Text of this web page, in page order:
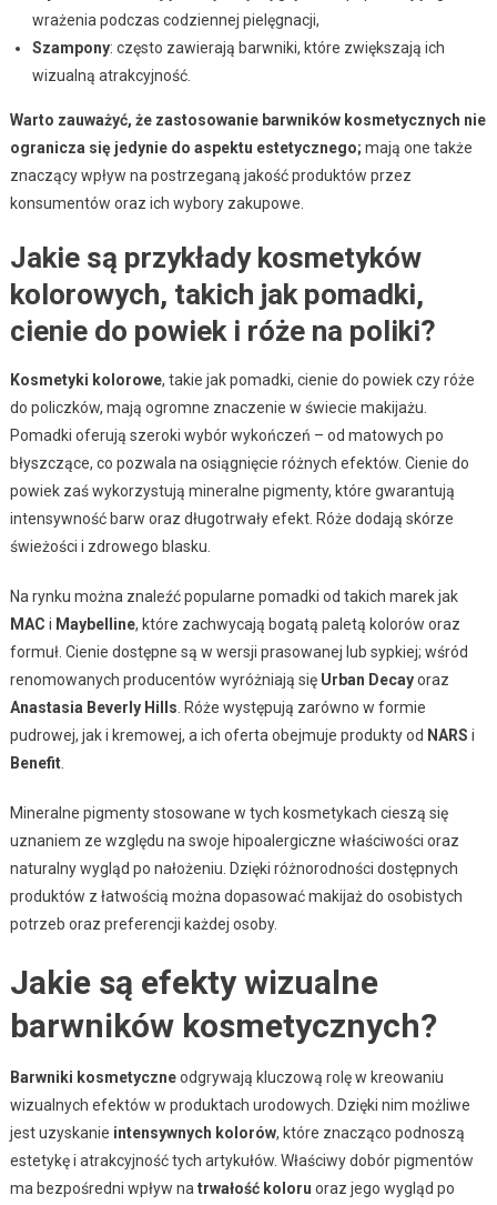
wrażenia podczas codziennej pielęgnacji,
Szampony: często zawierają barwniki, które zwiększają ich
wizualną atrakcyjność.
Warto zauważyć, że zastosowanie barwników kosmetycznych nie
ogranicza się jedynie do aspektu estetycznego; mają one także
znaczący wpływ na postrzeganą jakość produktów przez
konsumentów oraz ich wybory zakupowe.
Jakie są przykłady kosmetyków
kolorowych, takich jak pomadki,
cienie do powiek i róże na poliki?
Kosmetyki kolorowe, takie jak pomadki, cienie do powiek czy róże
do policzków, mają ogromne znaczenie w świecie makijażu.
Pomadki oferują szeroki wybór wykończeń – od matowych po
błyszczące, co pozwala na osiągnięcie różnych efektów. Cienie do
powiek zaś wykorzystują mineralne pigmenty, które gwarantują
intensywność barw oraz długotrwały efekt. Róże dodają skórze
świeżości i zdrowego blasku.
Na rynku można znaleźć popularne pomadki od takich marek jak
MAC i Maybelline, które zachwycają bogatą paletą kolorów oraz
formuł. Cienie dostępne są w wersji prasowanej lub sypkiej; wśród
renomowanych producentów wyróżniają się Urban Decayoraz
Anastasia Beverly Hills . Róże występują zarówno w formie
pudrowej, jak i kremowej, a ich oferta obejmuje produkty od NARS i
Benefit.
Mineralne pigmenty stosowane w tych kosmetykach cieszą się
uznaniem ze względu na swoje hipoalergiczne właściwości oraz
naturalny wygląd po nałożeniu. Dzięki różnorodności dostępnych
produktów z łatwością można dopasować makijaż do osobistych
potrzeb oraz preferencji każdej osoby.
Jakie są efekty wizualne
barwników kosmetycznych?
Barwniki kosmetyczneodgrywają kluczową rolę w kreowaniu
wizualnych efektów w produktach urodowych. Dzięki nim możliwe
jest uzyskanie intensywnych kolorów, które znacząco podnoszą
estetykę i atrakcyjność tych artykułów. Właściwy dobór pigmentów
ma bezpośredni wpływ na trwałość koloru oraz jego wygląd po